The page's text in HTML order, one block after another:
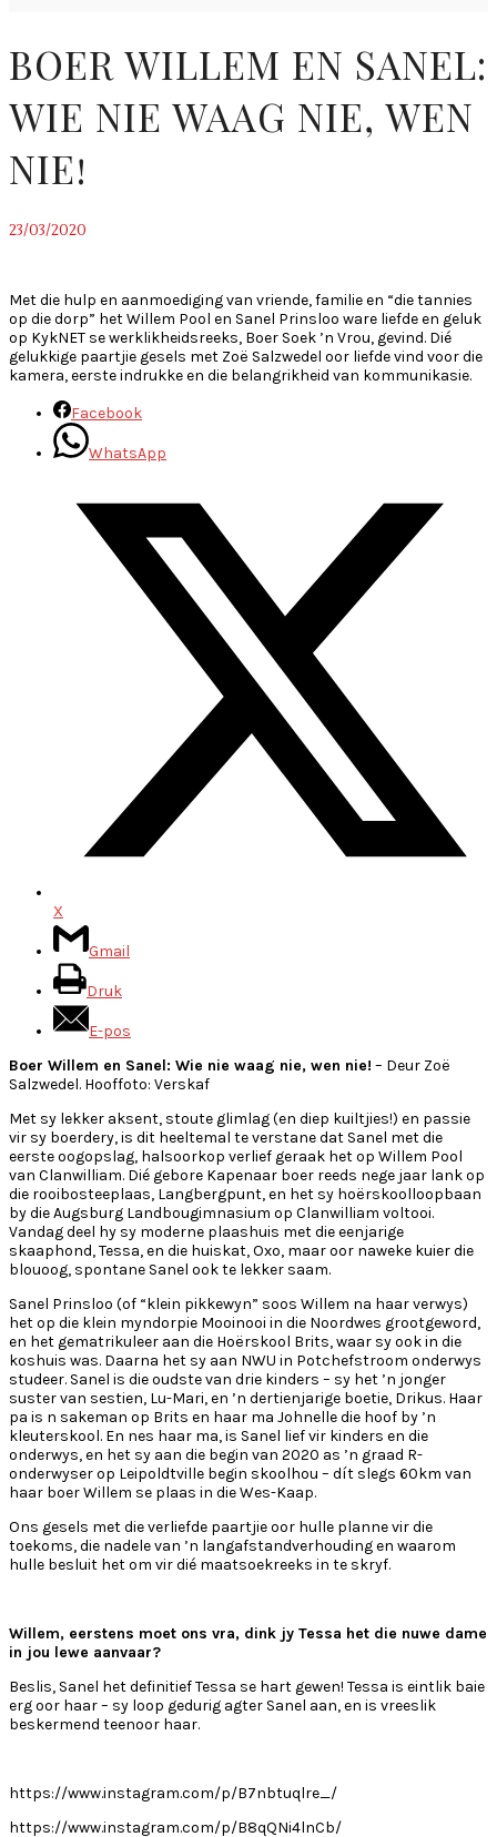
BOER WILLEM EN SANEL:
WIE NIE WAAG NIE, WEN
NIE!
23/03/2020
Met die hulp en aanmoediging van vriende, familie en “die tannies
op die dorp” het Willem Pool en Sanel Prinsloo ware liefde en geluk
op KykNET se werklikheidsreeks, Boer Soek ’n Vrou, gevind. Dié
gelukkige paartjie gesels met Zoë Salzwedel oor liefde vind voor die
kamera, eerste indrukke en die belangrikheid van kommunikasie.
Facebook
WhatsApp
X
Gmail
Druk
E-pos
Boer Willem en Sanel: Wie nie waag nie, wen nie! – Deur Zoë
Salzwedel. Hooffoto: Verskaf
Met sy lekker aksent, stoute glimlag (en diep kuiltjies!) en passie
vir sy boerdery, is dit heeltemal te verstane dat Sanel met die
eerste oogopslag, halsoorkop verlief geraak het op Willem Pool
van Clanwilliam. Dié gebore Kapenaar boer reeds nege jaar lank op
die rooibosteeplaas, Langbergpunt, en het sy hoërskoolloopbaan
by die Augsburg Landbougimnasium op Clanwilliam voltooi.
Vandag deel hy sy moderne plaashuis met die eenjarige
skaaphond, Tessa, en die huiskat, Oxo, maar oor naweke kuier die
blouoog, spontane Sanel ook te lekker saam.
Sanel Prinsloo (of “klein pikkewyn” soos Willem na haar verwys)
het op die klein myndorpie Mooinooi in die Noordwes grootgeword,
en het gematrikuleer aan die Hoërskool Brits, waar sy ook in die
koshuis was. Daarna het sy aan NWU in Potchefstroom onderwys
studeer. Sanel is die oudste van drie kinders – sy het ’n jonger
suster van sestien, Lu-Mari, en ’n dertienjarige boetie, Drikus. Haar
pa is n sakeman op Brits en haar ma Johnelle die hoof by ’n
kleuterskool. En nes haar ma, is Sanel lief vir kinders en die
onderwys, en het sy aan die begin van 2020 as ’n graad R-
onderwyser op Leipoldtville begin skoolhou – dít slegs 60km van
haar boer Willem se plaas in die Wes-Kaap.
Ons gesels met die verliefde paartjie oor hulle planne vir die
toekoms, die nadele van ’n langafstandverhouding en waarom
hulle besluit het om vir dié maatsoekreeks in te skryf.
Willem, eerstens moet ons vra, dink jy Tessa het die nuwe dame
in jou lewe aanvaar?
Beslis, Sanel het definitief Tessa se hart gewen! Tessa is eintlik baie
erg oor haar – sy loop gedurig agter Sanel aan, en is vreeslik
beskermend teenoor haar.
https://www.instagram.com/p/B7nbtuqlre_/
https://www.instagram.com/p/B8qQNi4lnCb/